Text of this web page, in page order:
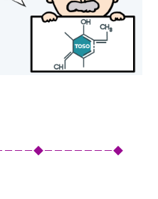
－－◆－－－－－－－◆